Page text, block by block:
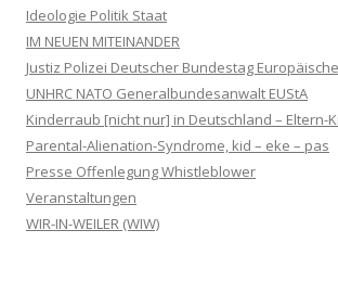
Ideologie Politik Staat
IM NEUEN MITEINANDER
Justiz Polizei Deutscher Bundestag
UNHRC NATO Generalbundesanwalt EUStA
Kinderraub [nicht nur] in Deutschland – Eltern-
Parental-Alienation-Syndrome, kid – eke – pas
Presse Offenlegung Whistleblower
Veranstaltungen
WIR-IN-WEILER (WIW)